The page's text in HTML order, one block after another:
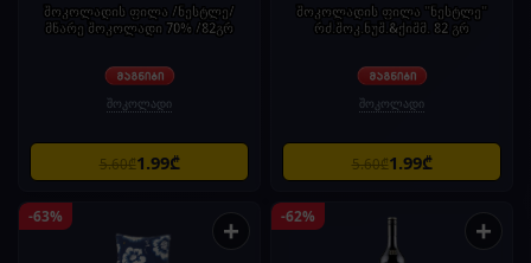
შოკოლადის ფილა /ნესტლე/
მწარე შოკოლადი 70% /82გრ
შოკოლადი
5.60₾1.99₾
შოკოლადის ფილა "ნესტლე"
რძ.შოკ.ნუშ.&ქიშმ. 82 გრ
შოკოლადი
5.60₾1.99₾
-63% + -62% +